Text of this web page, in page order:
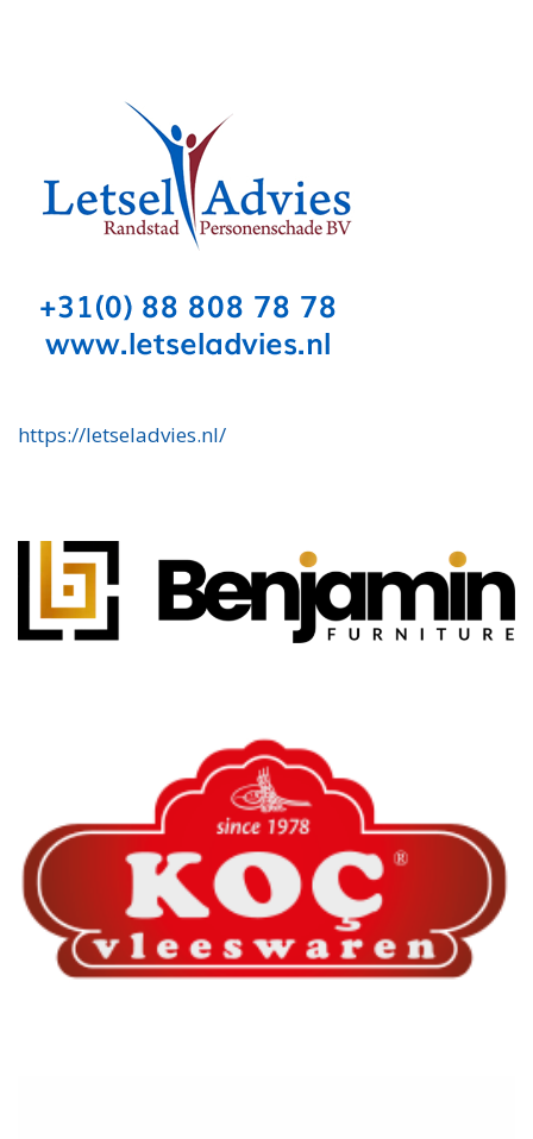
https://letseladvies.nl/